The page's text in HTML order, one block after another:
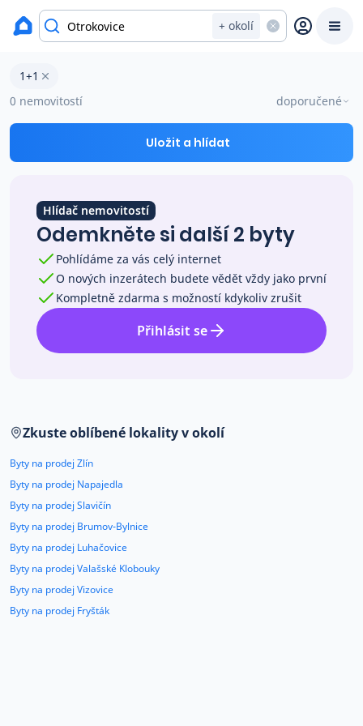
+ okolí
Prodat
Prodej s Reas.cz
Ceny prodaných nemovitostí
Okamžitý výkup
Přehled realitních makléřů
O nás
Kariéra
Kontakt
okres Zlín
Byty 1+1 na prodej Otrokovice
1+1
0 nemovitostí
doporučené
Uložit a hlídat
Hlídač nemovitostí
Odemkněte si další 2 byty
Pohlídáme za vás celý internet
O nových inzerátech budete vědět vždy jako první
Kompletně zdarma s možností kdykoliv zrušit
Přihlásit se
Zkuste oblíbené lokality v okolí
Byty na prodej Zlín
Byty na prodej Napajedla
Byty na prodej Slavičín
Byty na prodej Brumov-Bylnice
Byty na prodej Luhačovice
Byty na prodej Valašské Klobouky
Byty na prodej Vizovice
Byty na prodej Fryšták